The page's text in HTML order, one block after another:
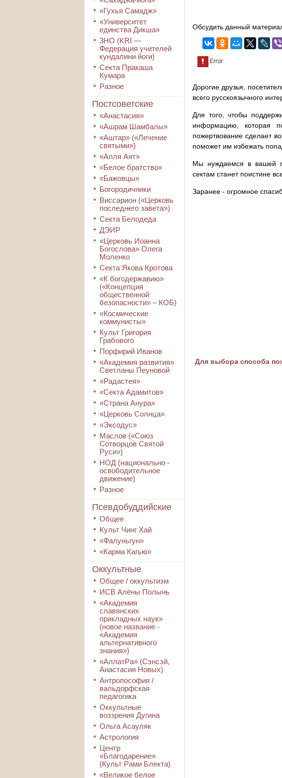
«Гухья Самадж»
«Университет
единства Дикша»
3HO (KRI ―
Федерация учителей
кундалини йоги)
Секта Пракаша
Кумара
Разное
Постсоветские
«Анастасия»
«Ашрам Шамбалы»
«Аштар» («Лечение
святыми»)
«Алля Аят»
«Белое братство»
«Бажовцы»
Богородичники
Виссарион («Церковь
последнего завета»)
Секта Белодеда
ДЭИР
«Церковь Иоанна
Богослова» Олега
Моленко
Секта Якова Кротова
«К богодержавию»
(«Концепция
общественной
безопасности» – КОБ)
«Космические
коммунисты»
Культ Григория
Грабового
Порфирий Иванов
«Академия развития»
Светланы Пеуновой
«Радастея»
«Секта Адамитов»
«Страна Анура»
«Церковь Солнца»
«Эксодус»
Маслов («Союз
Сотворцов Святой
Руси»)
НОД (национально -
освободительное
движение)
Разное
Псевдобуддийские
Общее
Культ Чинг Хай
«Фалуньгун»
«Карма Кагью»
Оккультные
Общее / оккультизм
ИСВ Алёны Полынь
«Академия
славянских
прикладных наук»
(новое название -
«Академия
альтернативного
знания»)
«АллатРа» (Сэнсэй,
Анастасия Новых)
Антропософия /
вальдорфская
педагогика
Оккультные
воззрения Дугина
Ольга Асауляк
Астрология
Центр
«Благодарение»
(Культ Рами Блекта)
«Великое белое
Обсудить данный
Дорогие друзья,
всего русскоязычного
Для того, чтобы
информацию, которая
пожертвование сделает
поможет им избежать
Мы нуждаемся в вашей
сектам станет поистине
Заранее - огромное
Для выбора способа